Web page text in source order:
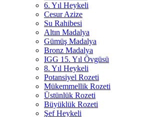
6. Yıl Heykeli
Cesur Azize
Su Rahibesi
Altın Madalya
Gümüş Madalya
Bronz Madalya
IGG 15. Yıl Övgüsü
8. Yıl Heykeli
Potansiyel Rozeti
Mükemmellik Rozeti
Üstünlük Rozeti
Büyüklük Rozeti
Şef Heykeli